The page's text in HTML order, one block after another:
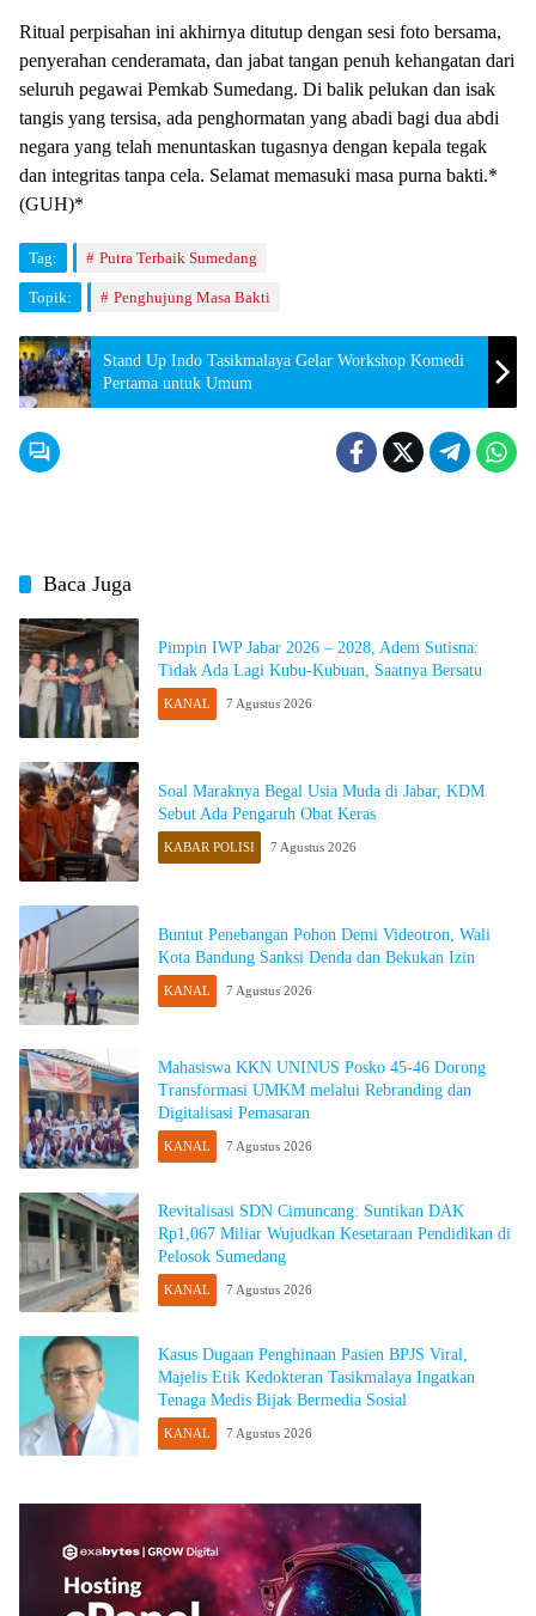
​Ritual perpisahan ini akhirnya ditutup dengan sesi foto bersama,
penyerahan cenderamata, dan jabat tangan penuh kehangatan dari
seluruh pegawai Pemkab Sumedang. Di balik pelukan dan isak
tangis yang tersisa, ada penghormatan yang abadi bagi dua abdi
negara yang telah menuntaskan tugasnya dengan kepala tegak
dan integritas tanpa cela. Selamat memasuki masa purna bakti.*
(GUH)*
Tag: Putra Terbaik Sumedang
Topik: Penghujung Masa Bakti
Stand Up Indo Tasikmalaya Gelar Workshop Komedi
Pertama untuk Umum
Baca Juga
Pimpin IWP Jabar 2026 – 2028, Adem Sutisna:
Tidak Ada Lagi Kubu-Kubuan, Saatnya Bersatu
KANAL 7 Agustus 2026
Soal Maraknya Begal Usia Muda di Jabar, KDM
Sebut Ada Pengaruh Obat Keras
KABAR POLISI 7 Agustus 2026
Buntut Penebangan Pohon Demi Videotron, Wali
Kota Bandung Sanksi Denda dan Bekukan Izin
KANAL 7 Agustus 2026
Mahasiswa KKN UNINUS Posko 45-46 Dorong
Transformasi UMKM melalui Rebranding dan
Digitalisasi Pemasaran
KANAL 7 Agustus 2026
Revitalisasi SDN Cimuncang: Suntikan DAK
Rp1,067 Miliar Wujudkan Kesetaraan Pendidikan di
Pelosok Sumedang
KANAL 7 Agustus 2026
Kasus Dugaan Penghinaan Pasien BPJS Viral,
Majelis Etik Kedokteran Tasikmalaya Ingatkan
Tenaga Medis Bijak Bermedia Sosial
KANAL 7 Agustus 2026